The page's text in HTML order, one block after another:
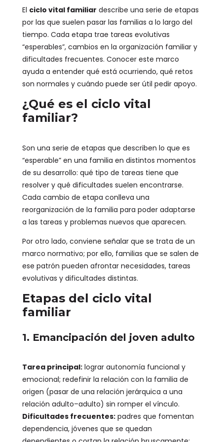
El ciclo vital familiar describe una serie de etapas
por las que suelen pasar las familias a lo largo del
tiempo. Cada etapa trae tareas evolutivas
“esperables”, cambios en la organización familiar y
dificultades frecuentes. Conocer este marco
ayuda a entender qué está ocurriendo, qué retos
son normales y cuándo puede ser útil pedir apoyo.
¿Qué es el ciclo vital
familiar?
Son una serie de etapas que describen lo que es
“esperable” en una familia en distintos momentos
de su desarrollo: qué tipo de tareas tiene que
resolver y qué dificultades suelen encontrarse.
Cada cambio de etapa conlleva una
reorganización de la familia para poder adaptarse
a las tareas y problemas nuevos que aparecen.
Por otro lado, conviene señalar que se trata de un
marco normativo; por ello, familias que se salen de
ese patrón pueden afrontar necesidades, tareas
evolutivas y dificultades distintas.
Etapas del ciclo vital
familiar
1. Emancipación del joven adulto
Tarea principal:lograr autonomía funcional y
emocional; redefinir la relación con la familia de
origen (pasar de una relación jerárquica a una
relación adulto–adulto) sin romper el vínculo.
Dificultades frecuentes:padres que fomentan
dependencia, jóvenes que se quedan